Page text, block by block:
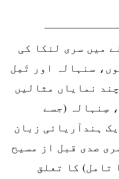
میں سری لنکا کی
سنہالہ اور تَمِل
نمایاں مثالیں
سِنہالہ (جسے
ہندآریائی زبان
صدی قبل از مسیح
تامل) کا تعلق